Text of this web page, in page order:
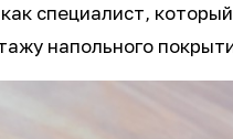
специалист,
напольного